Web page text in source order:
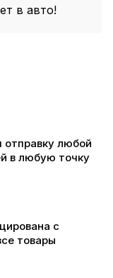
в авто!
отправку любой
в любую точку
с
товары